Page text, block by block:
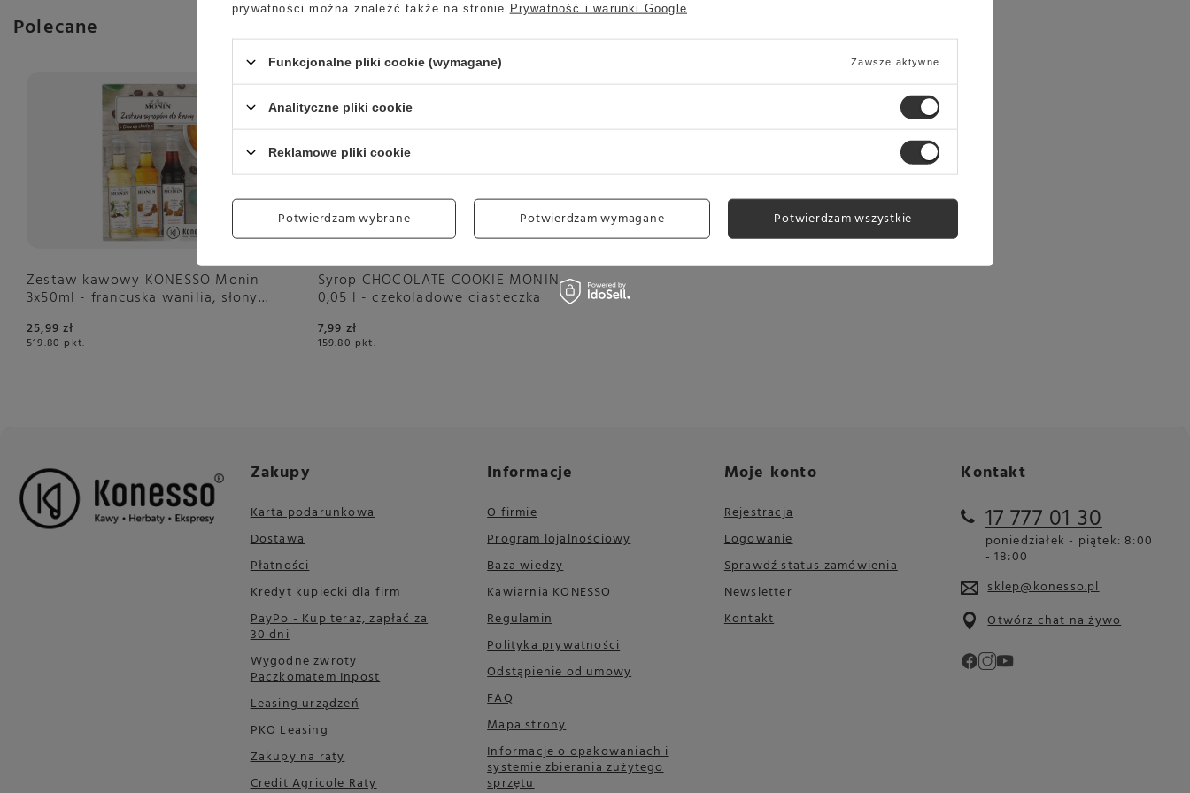
Polecane
Zestaw kawowy KONESSO Monin
3x50ml - francuska wanilia, słony
25,99 zł
519.80 pkt.
Syrop CHOCOLATE COOKIE MONIN
0,05 l - czekoladowe ciasteczka
7,99 zł
159.80 pkt.
Zakupy
Karta podarunkowa
Dostawa
Płatności
Kredyt kupiecki dla firm
PayPo - Kup teraz, zapłać za
30 dni
Wygodne zwroty
Paczkomatem Inpost
Leasing urządzeń
PKO Leasing
Zakupy na raty
Credit Agricole Raty
Informacje
O firmie
Program lojalnościowy
Baza wiedzy
Kawiarnia KONESSO
Regulamin
Polityka prywatności
Odstąpienie od umowy
FAQ
Mapa strony
Informacje o opakowaniach i
systemie zbierania zużytego
sprzętu
Moje konto
Rejestracja
Logowanie
Sprawdź status zamówienia
Newsletter
Kontakt
Kontakt
17 777 01 30
poniedziałek - piątek: 8:00
- 18:00
sklep@konesso.pl
Otwórz chat na żywo
prywatności można znaleźć także na stronie Prywatność i warunki Google
Funkcjonalne pliki cookie (wymagane) Zawsze aktywne
Analityczne pliki cookie
Reklamowe pliki cookie
Potwierdzam wybrane Potwierdzam wymagane Potwierdzam wszystkie